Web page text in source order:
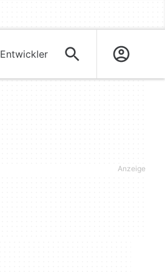
Entwickler